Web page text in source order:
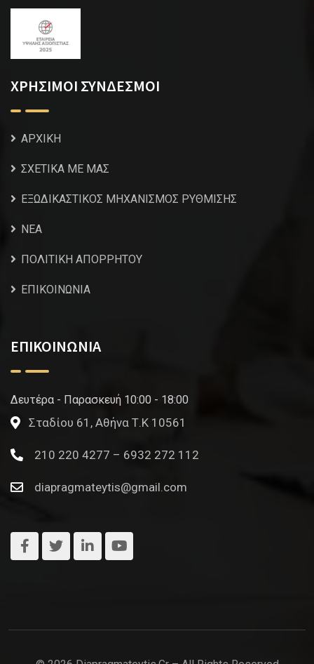
ΧΡΗΣΙΜΟΙ ΣΥΝΔΕΣΜΟΙ
ΑΡΧΙΚΗ
ΣΧΕΤΙΚΑ ΜΕ ΜΑΣ
ΕΞΩΔΙΚΑΣΤΙΚΟΣ ΜΗΧΑΝΙΣΜΟΣ ΡΥΘΜΙΣΗΣ
NEA
ΠΟΛΙΤΙΚΗ ΑΠΟΡΡΗΤΟΥ
ΕΠΙΚΟΙΝΩΝΙΑ
ΕΠΙΚΟΙΝΩΝΙΑ
Δευτέρα - Παρασκευή 10:00 - 18:00
Σταδίου 61, Αθήνα Τ.Κ 10561
210 220 4277 – 6932 272 112
diapragmateytis@gmail.com